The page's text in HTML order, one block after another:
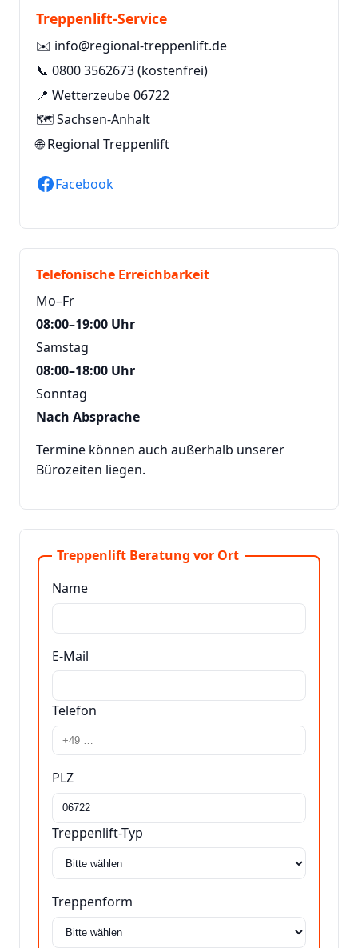
Treppenlift-Service
✉️ info@regional-treppenlift.de
📞 0800 3562673(kostenfrei)
📍 Wetterzeube 06722
🗺️ Sachsen-Anhalt
🌐Regional Treppenlift
Facebook
Telefonische Erreichbarkeit
Mo–Fr
08:00–19:00 Uhr
Samstag
08:00–18:00 Uhr
Sonntag
Nach Absprache
Termine können auch außerhalb unserer
Bürozeiten liegen.
Treppenlift Beratung vor Ort
Name
E-Mail
Telefon
PLZ
Treppenlift-Typ
Treppenform